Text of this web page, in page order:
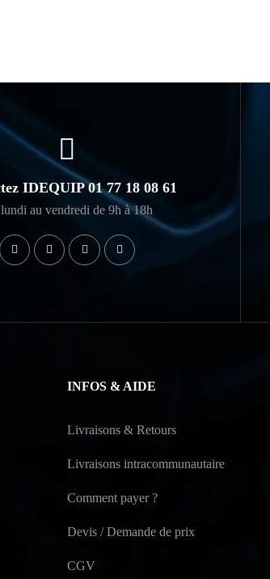
IDEQUIP 01 77 18 08 61
au vendredi de 9h à 18h
INFOS & AIDE
Livraisons & Retours
Livraisons intracommunautaire
Comment payer ?
Devis / Demande de prix
CGV